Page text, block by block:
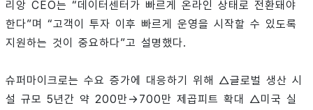
리앙 CEO는 “데이터센터가 빠르게 온라인 상태로 전환돼야
한다”며 “고객이 투자 이후 빠르게 운영을 시작할 수 있도록
지원하는 것이 중요하다”고 설명했다.
슈퍼마이크로는 수요 증가에 대응하기 위해 △글로벌 생산 시
설 규모 5년간 약 200만→700만 제곱피트 확대 △미국 실